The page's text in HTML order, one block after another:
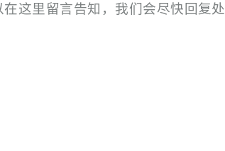
这里留言告知，我们会尽快回复处